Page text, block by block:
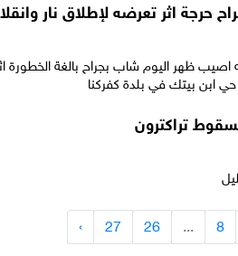
حرجة اثر تعرضه لإطلاق نار
اصيب ظهر اليوم شاب بجراح بالغة الخطورة
ابن بيتك في بلدة كفركنا
تراكترون
8
...
26
27
›